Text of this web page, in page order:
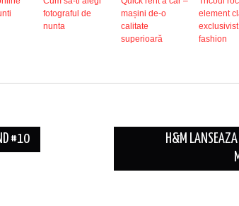
fotograful de
nunta
mașini de-o
calitate
superioară
element
fashion
#10
H&M